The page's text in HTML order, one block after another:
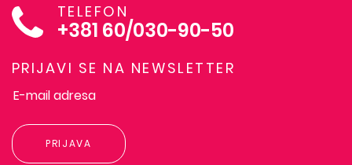
TELEFON
+381 60/030-90-50
PRIJAVI SE NA NEWSLETTER
PRIJAVA